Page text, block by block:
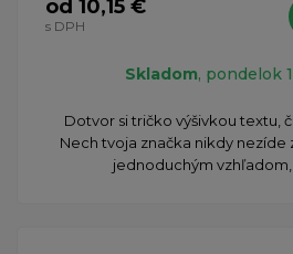
od 10,15 €
s DPH
Skladom, pondelok
Dotvor si tričko výšivkou textu,
Nech tvoja značka nikdy nezíde
jednoduchým vzhľadom,